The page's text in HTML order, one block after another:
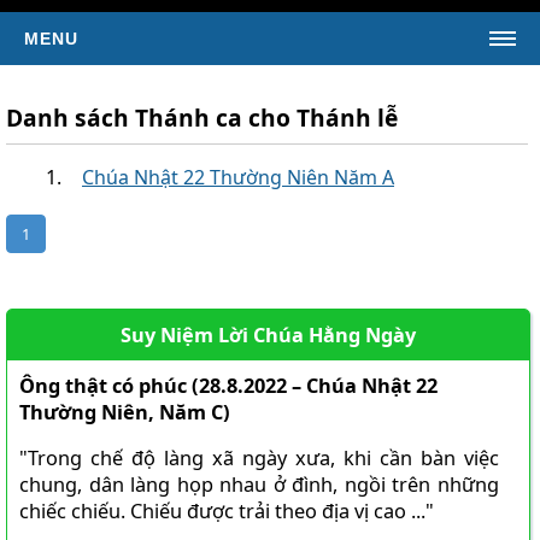
MENU
Tin Giáo Hội Hoàn Vũ
Tin Giáo Hội Việt Nam
Tin Giáo Xứ
KINH THÁNH
Kinh Thánh Tân Ước (Bản dịch của LM Nguyễn Thế
Thuấn)
Kinh Thánh Tân Ước (Bản dịch Việt ngữ của Nhóm Phiên
Dịch Các Giờ Kinh Phụng Vụ)
SÁCH CỰU ƯỚC
Danh sách Thánh ca cho Thánh lễ
Chúa Nhật 22 Thường Niên Năm A
1
Suy Niệm Lời Chúa Hằng Ngày
Ông thật có phúc (28.8.2022 – Chúa Nhật 22
Thường Niên, Năm C)
"Trong chế độ làng xã ngày xưa, khi cần bàn việc
chung, dân làng họp nhau ở đình, ngồi trên những
chiếc chiếu. Chiếu được trải theo địa vị cao ..."